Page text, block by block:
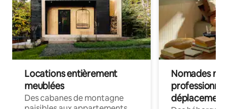
Locations entièrement
meublées
Des cabanes de montagne
Nomades
déplacement